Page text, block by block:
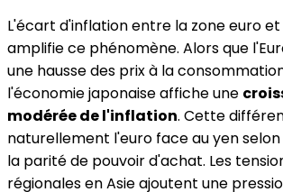
L'écart d'inflation entre la zone euro
amplifie ce phénomène. Alors que
une hausse des prix à la
l'économie japonaise affiche une
modérée de l'inflation. Cette
naturellement l'euro face au yen
la parité de pouvoir d'achat. Les
régionales en Asie ajoutent une